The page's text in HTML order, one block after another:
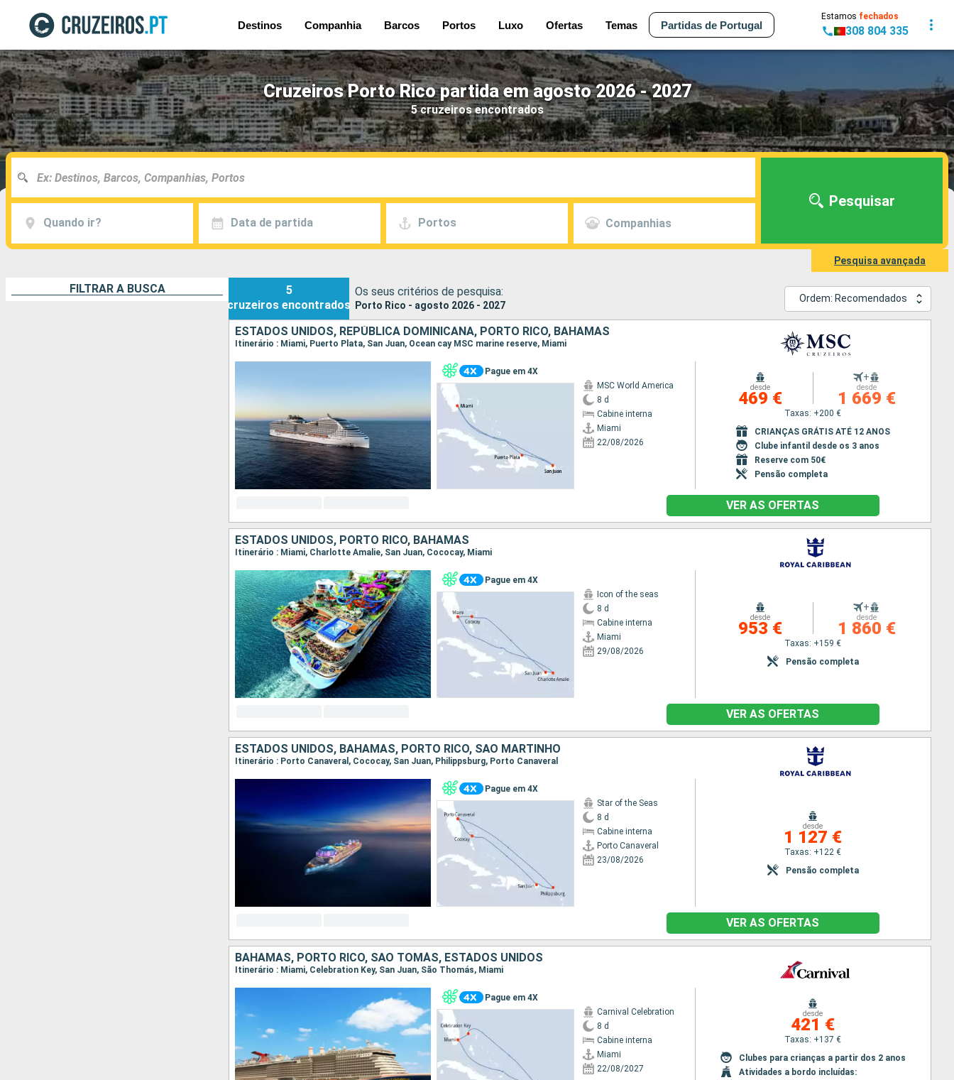
Destinos Companhia Barcos Portos Luxo Ofertas Temas Partidas de Portugal
Estamos fechados
308 804 335
Cruzeiros Porto Rico partida em agosto 2026 - 2027
5 cruzeiros encontrados
Quando ir? Data de partida Portos Companhias
Pesquisar
Pesquisa avançada
FILTRAR A BUSCA
5
cruzeiros encontrados
Os seus critérios de pesquisa:
Porto Rico - agosto 2026 - 2027
Ordem: Recomendados
ESTADOS UNIDOS, REPÚBLICA DOMINICANA, PORTO RICO, BAHAMAS
Itinerário : Miami, Puerto Plata, San Juan, Ocean cay MSC marine reserve, Miami
Pague em 4X
MSC World America
8 d
Cabine interna
Miami
22/08/2026
desde
469 €
+
desde
1 669 €
Taxas: +200 €
CRIANÇAS GRÁTIS ATÉ 12 ANOS
Clube infantil desde os 3 anos
Reserve com 50€
Pensão completa
VER AS OFERTAS
ESTADOS UNIDOS, PORTO RICO, BAHAMAS
Itinerário : Miami, Charlotte Amalie, San Juan, Cococay, Miami
Pague em 4X
Icon of the seas
8 d
Cabine interna
Miami
29/08/2026
desde
953 €
+
desde
1 860 €
Taxas: +159 €
Pensão completa
VER AS OFERTAS
ESTADOS UNIDOS, BAHAMAS, PORTO RICO, SÃO MARTINHO
Itinerário : Porto Canaveral, Cococay, San Juan, Philippsburg, Porto Canaveral
Pague em 4X
Star of the Seas
8 d
Cabine interna
Porto Canaveral
23/08/2026
desde
1 127 €
Taxas: +122 €
Pensão completa
VER AS OFERTAS
BAHAMAS, PORTO RICO, SÃO TOMÁS, ESTADOS UNIDOS
Itinerário : Miami, Celebration Key, San Juan, São Thomás, Miami
Pague em 4X
Carnival Celebration
8 d
Cabine interna
Miami
22/08/2027
desde
421 €
Taxas: +137 €
Clubes para crianças a partir dos 2 anos
Atividades a bordo incluídas: